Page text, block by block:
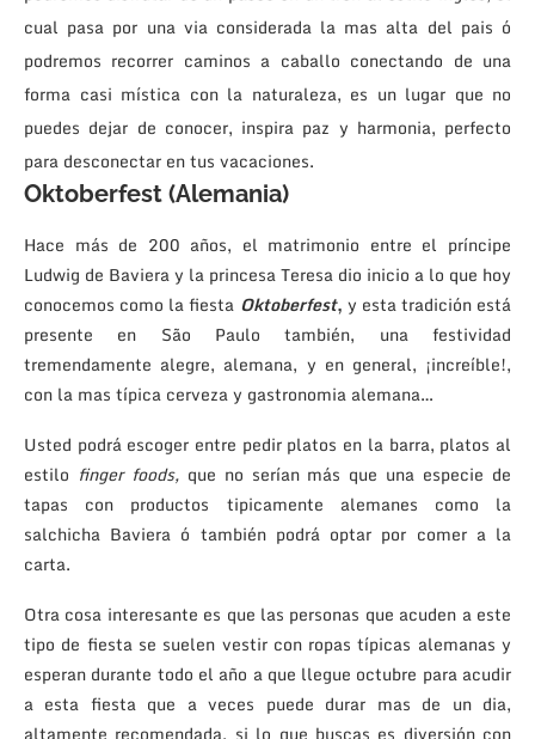
cual pasa por una via considerada la mas alta del pais ó
podremos recorrer caminos a caballo conectando de una
forma casi mística con la naturaleza, es un lugar que no
puedes dejar de conocer, inspira paz y harmonia, perfecto
para desconectar en tus vacaciones.
Oktoberfest (Alemania)
Hace más de 200 años, el matrimonio entre el príncipe
Ludwig de Baviera y la princesa Teresa dio inicio a lo que hoy
conocemos como la fiesta Oktoberfest, y esta tradición está
presente en São Paulo también, una festividad
tremendamente alegre, alemana, y en general, ¡increíble!,
con la mas típica cerveza y gastronomia alemana…
Usted podrá escoger entre pedir platos en la barra, platos al
estilo finger foods, que no serían más que una especie de
tapas con productos tipicamente alemanes como la
salchicha Baviera ó también podrá optar por comer a la
carta.
Otra cosa interesante es que las personas que acuden a este
tipo de fiesta se suelen vestir con ropas típicas alemanas y
esperan durante todo el año a que llegue octubre para acudir
a esta fiesta que a veces puede durar mas de un dia,